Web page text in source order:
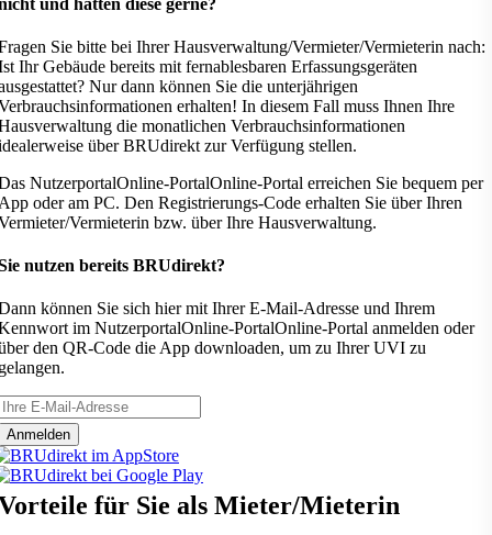
Sie bitte bei Ihrer Hausverwaltung/Vermieter/Vermieterin nach:
Ihr Gebäude bereits mit fernablesbaren Erfassungsgeräten
Nur dann können Sie die unterjährigen
erhalten! In diesem Fall muss Ihnen Ihre
die monatlichen Verbrauchsinformationen
über BRUdirekt zur Verfügung stellen.
NutzerportalOnline-PortalOnline-Portal erreichen Sie bequem per
oder am PC. Den Registrierungs-Code erhalten Sie über Ihren
Vermieterin bzw. über Ihre Hausverwaltung.
nutzen bereits BRUdirekt?
können Sie sich hier mit Ihrer E-Mail-Adresse und Ihrem
im NutzerportalOnline-PortalOnline-Portal anmelden oder
den QR-Code die App downloaden, um zu Ihrer UVI zu
für Sie als Mieter/Mieterin